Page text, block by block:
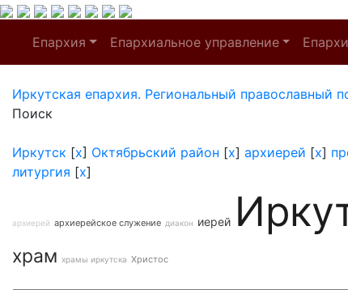
Епархия Епархиальное управление
Иркутская епархия. Региональный православный
Поиск
Иркутск [x] Октябрьский район [x] архиерей [x]
литургия [x]
архиерей архиерейское служение диакон иерей
храм храмы иркутска Христос